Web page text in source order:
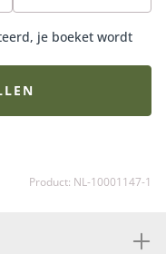
je boeket wordt
Product: NL-10001147-1